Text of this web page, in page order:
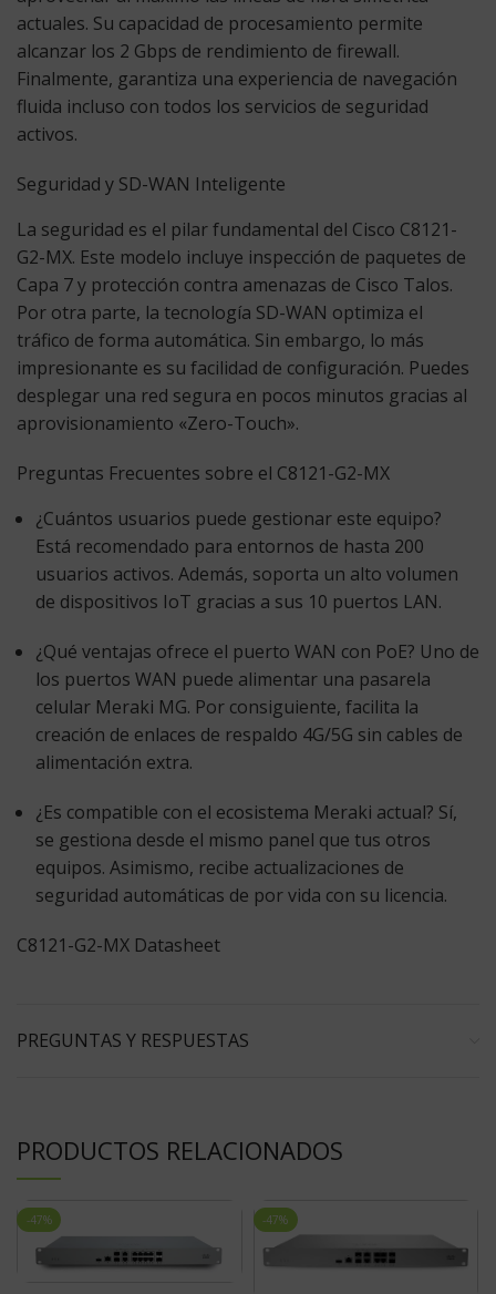
actuales. Su capacidad de procesamiento permite
alcanzar los 2 Gbps de rendimiento de firewall.
Finalmente, garantiza una experiencia de navegación
fluida incluso con todos los servicios de seguridad
activos.
Seguridad y SD-WAN Inteligente
La seguridad es el pilar fundamental del Cisco C8121-
G2-MX. Este modelo incluye inspección de paquetes de
Capa 7 y protección contra amenazas de Cisco Talos.
Por otra parte, la tecnología SD-WAN optimiza el
tráfico de forma automática. Sin embargo, lo más
impresionante es su facilidad de configuración. Puedes
desplegar una red segura en pocos minutos gracias al
aprovisionamiento «Zero-Touch».
Preguntas Frecuentes sobre el C8121-G2-MX
¿Cuántos usuarios puede gestionar este equipo?
Está recomendado para entornos de hasta 200
usuarios activos. Además, soporta un alto volumen
de dispositivos IoT gracias a sus 10 puertos LAN.
¿Qué ventajas ofrece el puerto WAN con PoE? Uno de
los puertos WAN puede alimentar una pasarela
celular Meraki MG. Por consiguiente, facilita la
creación de enlaces de respaldo 4G/5G sin cables de
alimentación extra.
¿Es compatible con el ecosistema Meraki actual? Sí,
se gestiona desde el mismo panel que tus otros
equipos. Asimismo, recibe actualizaciones de
seguridad automáticas de por vida con su licencia.
C8121-G2-MX Datasheet
PREGUNTAS Y RESPUESTAS
PRODUCTOS RELACIONADOS
-47% -47%